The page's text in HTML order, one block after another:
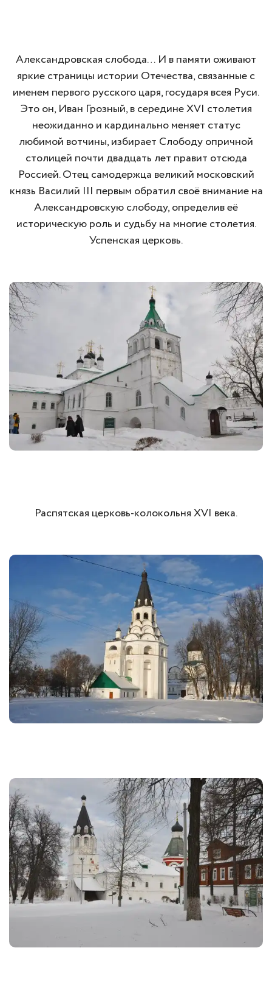
Александровская слобода… И в памяти оживают
яркие страницы истории Отечества, связанные с
именем первого русского царя, государя всея Руси.
Это он, Иван Грозный, в середине XVI столетия
неожиданно и кардинально меняет статус
любимой вотчины, избирает Слободу опричной
столицей почти двадцать лет правит отсюда
Россией. Отец самодержца великий московский
князь Василий III первым обратил своё внимание на
Александровскую слободу, определив её
историческую роль и судьбу на многие столетия.
Успенская церковь.
Распятская церковь-колокольня XVI века.